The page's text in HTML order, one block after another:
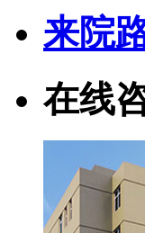
来院
在线